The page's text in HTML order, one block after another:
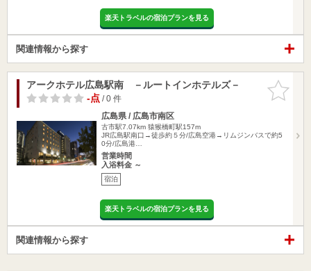
楽天トラベルの宿泊プランを見る
関連情報から探す
お気に入
りに追加
アークホテル広島駅南 －ルートインホテルズ－
-点/ 0 件
広島県 / 広島市南区
古市駅7.07km 猿猴橋町駅157m
JR広島駅南口→徒歩約５分/広島空港→リムジンバスで約5
0分/広島港…
営業時間
入浴料金 ～
宿泊
楽天トラベルの宿泊プランを見る
関連情報から探す